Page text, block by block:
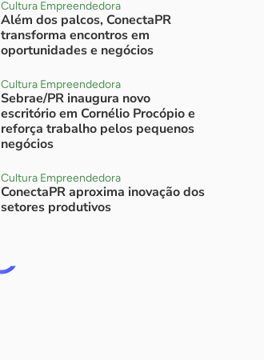
Cultura Empreendedora
Além dos palcos, ConectaPR
transforma encontros em
oportunidades e negócios
Cultura Empreendedora
Sebrae/PR inaugura novo
escritório em Cornélio Procópio e
reforça trabalho pelos pequenos
negócios
Cultura Empreendedora
ConectaPR aproxima inovação dos
setores produtivos